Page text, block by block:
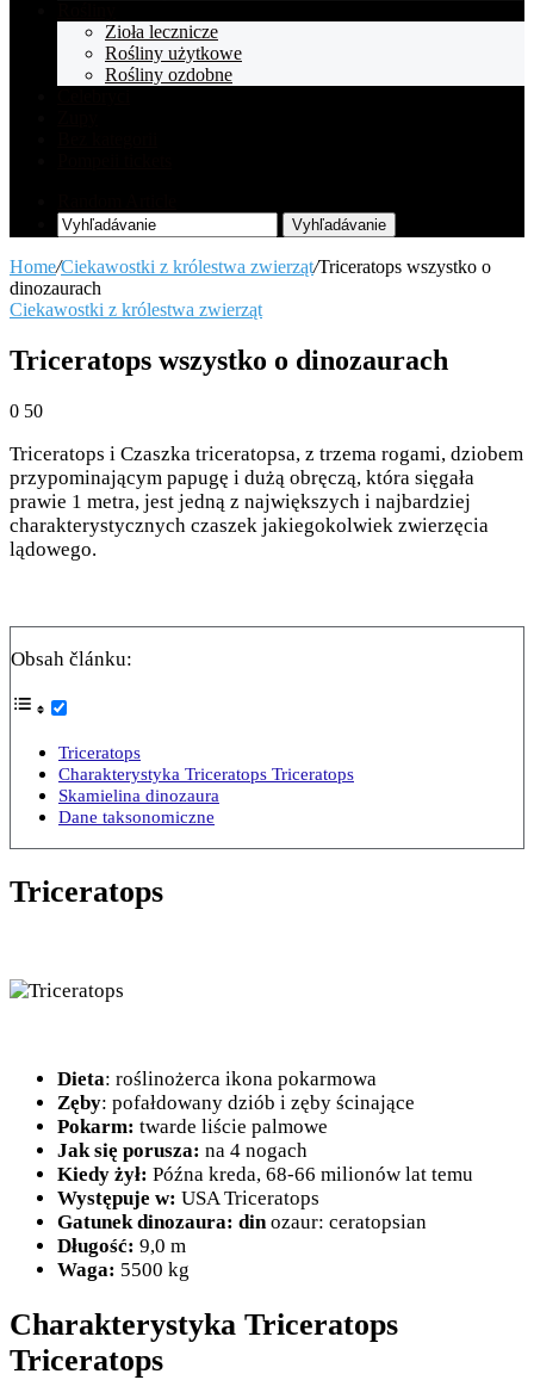
Zioła lecznicze
Rośliny użytkowe
Rośliny ozdobne
Vyhľadávanie
Home/Ciekawostki z królestwa zwierząt/Triceratops wszystko o
dinozaurach
Ciekawostki z królestwa zwierząt
Triceratops wszystko o dinozaurach
0 50
Triceratops i Czaszka triceratopsa, z trzema rogami, dziobem
przypominającym papugę i dużą obręczą, która sięgała
prawie 1 metra, jest jedną z największych i najbardziej
charakterystycznych czaszek jakiegokolwiek zwierzęcia
lądowego.
Obsah článku:
Triceratops
Charakterystyka Triceratops Triceratops
Skamielina dinozaura
Dane taksonomiczne
Triceratops
Dieta: roślinożerca ikona pokarmowa
Zęby: pofałdowany dziób i zęby ścinające
Pokarm: twarde liście palmowe
Jak się porusza: na 4 nogach
Kiedy żył: Późna kreda, 68-66 milionów lat temu
Występuje w: USA Triceratops
Gatunek dinozaura: dinozaur: ceratopsian
Długość: 9,0 m
Waga: 5500 kg
Charakterystyka Triceratops
Triceratops